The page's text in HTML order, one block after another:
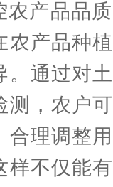
产品品质
农产品种
。通过对
测，农户
合理调整
样不仅能